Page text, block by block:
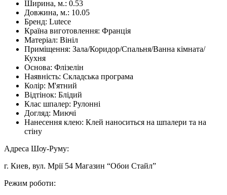
Ширина, м.: 0.53
Довжина, м.: 10.05
Бренд: Lutece
Країна виготовлення: Франція
Матеріал: Вініл
Приміщення: Зала/Коридор/Спальня/Ванна кімната/
Кухня
Основа: Флізелін
Наявність: Складська програма
Колір: М'ятний
Відтінок: Блідий
Клас шпалер: Рулонні
Догляд: Миючі
Нанесення клею: Клей наноситься на шпалери та на
стіну
Адреса Шоу-Руму:
г. Киев, вул. Мрії 54 Магазин “Обои Стайл”
Режим роботи: